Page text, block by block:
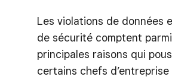
Les violations de données
de sécurité comptent
principales raisons qui
certains chefs